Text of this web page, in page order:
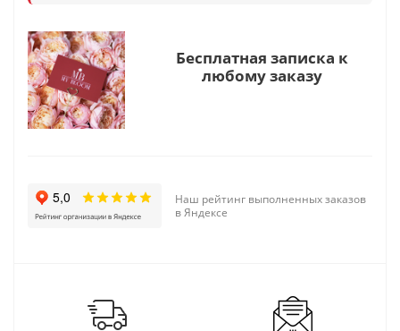
Бесплатная записка к
любому заказу
Наш рейтинг выполненных заказов
в Яндексе